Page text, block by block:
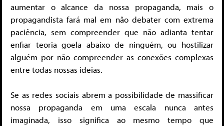
aumentar o alcance da nossa propaganda, mais o
propagandista fará mal em não debater com extrema
paciência, sem compreender que não adianta tentar
enfiar teoria goela abaixo de ninguém, ou hostilizar
alguém por não compreender as conexões complexas
entre todas nossas ideias.
Se as redes sociais abrem a possibilidade de massificar
nossa propaganda em uma escala nunca antes
imaginada, isso significa ao mesmo tempo que